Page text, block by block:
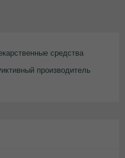
средства
производитель